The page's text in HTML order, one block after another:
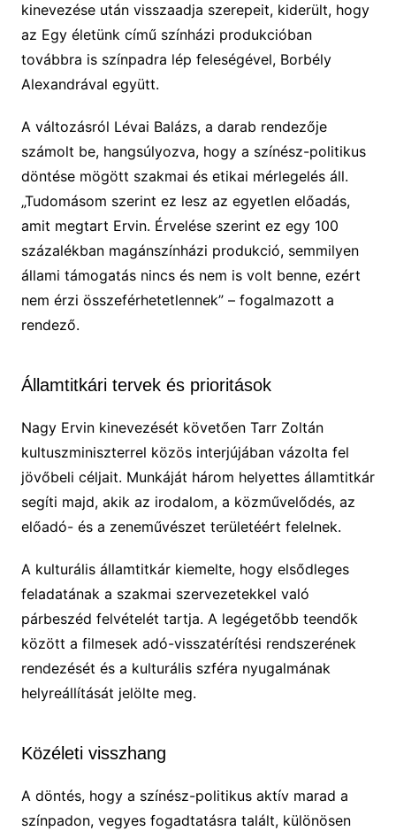
kinevezése után visszaadja szerepeit, kiderült, hogy
az Egy életünk című színházi produkcióban
továbbra is színpadra lép feleségével, Borbély
Alexandrával együtt.
A változásról Lévai Balázs, a darab rendezője
számolt be, hangsúlyozva, hogy a színész-politikus
döntése mögött szakmai és etikai mérlegelés áll.
„Tudomásom szerint ez lesz az egyetlen előadás,
amit megtart Ervin. Érvelése szerint ez egy 100
százalékban magánszínházi produkció, semmilyen
állami támogatás nincs és nem is volt benne, ezért
nem érzi összeférhetetlennek” – fogalmazott a
rendező.
Államtitkári tervek és prioritások
Nagy Ervin kinevezését követően Tarr Zoltán
kultuszminiszterrel közös interjújában vázolta fel
jövőbeli céljait. Munkáját három helyettes államtitkár
segíti majd, akik az irodalom, a közművelődés, az
előadó- és a zeneművészet területéért felelnek.
A kulturális államtitkár kiemelte, hogy elsődleges
feladatának a szakmai szervezetekkel való
párbeszéd felvételét tartja. A legégetőbb teendők
között a filmesek adó-visszatérítési rendszerének
rendezését és a kulturális szféra nyugalmának
helyreállítását jelölte meg.
Közéleti visszhang
A döntés, hogy a színész-politikus aktív marad a
színpadon, vegyes fogadtatásra talált, különösen